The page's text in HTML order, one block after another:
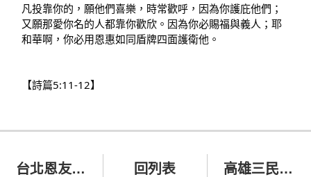
凡投靠你的，願他們喜樂，時常歡呼，因為你護庇他們；
又願那愛你名的人都靠你歡欣。因為你必賜福與義人；耶
和華啊，你必用恩惠如同盾牌四面護衛他。
【詩篇5:11-12】
台北恩友中心供餐 回列表 高雄三民恩友中心 褔貧聚會 會後發放物資